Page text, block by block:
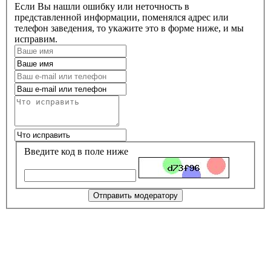
Если Вы нашли ошибку или неточность в
представленной информации, поменялся адрес или
телефон заведения, то укажите это в форме ниже, и мы
исправим.
Введите код в поле ниже
Отправить модератору